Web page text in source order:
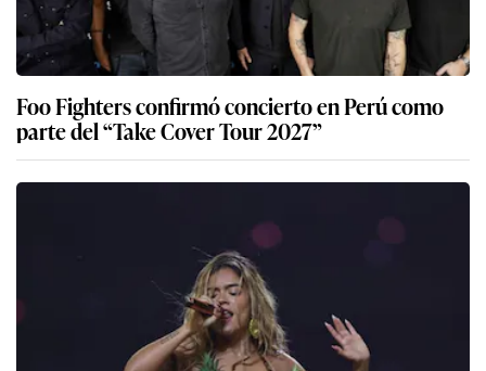
Foo Fighters confirmó concierto en Perú como
parte del “Take Cover Tour 2027”